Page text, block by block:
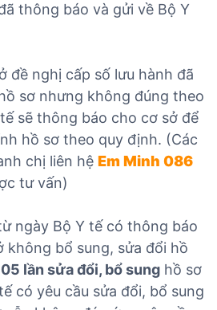
thông báo và gửi về Bộ Y
đề nghị cấp số lưu hành đã
sơ nhưng không đúng theo
sẽ thông báo cho cơ sở để
hồ sơ theo quy định. (Các
chị liên hệ Em Minh 086
tư vấn)
ngày Bộ Y tế có thông báo
không bổ sung, sửa đổi hồ
lần sửa đổi, bổ sunghồ sơ
có yêu cầu sửa đổi, bổ sung